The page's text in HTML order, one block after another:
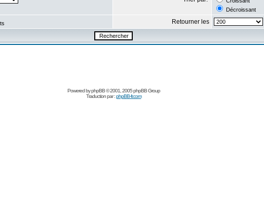
Décroissant
Retourner les
Powered byphpBB© 2001, 2005 phpBB Group
Traduction par :phpBB-fr.com